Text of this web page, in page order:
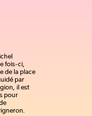
fois-ci,
de la place
par
il est
pour